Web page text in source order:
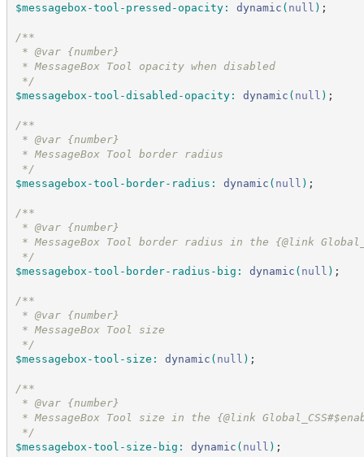
$messagebox-tool-pressed-opacity: dynamic ( null ) ;
/**
* @var {number}
* MessageBox Tool opacity when disabled
*/
$messagebox-tool-disabled-opacity: dynamic ( null ) ;
/**
* @var {number}
* MessageBox Tool border radius
*/
$messagebox-tool-border-radius : dynamic ( null ) ;
/**
* @var {number}
* MessageBox Tool border radius in the {@link
*/
$messagebox-tool-border-radius-big : dynamic ( null ) ;
/**
* @var {number}
* MessageBox Tool size
*/
$messagebox-tool-size : dynamic ( null ) ;
/**
* @var {number}
* MessageBox Tool size in the {@link
*/
$messagebox-tool-size-big : dynamic ( null ) ;